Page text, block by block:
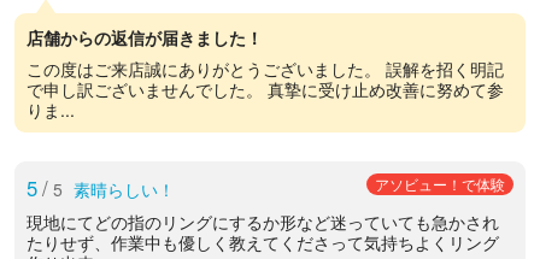
店舗からの返信が届きました！
この度はご来店誠にありがとうございました。 誤解を招く明記
で申し訳ございませんでした。 真摯に受け止め改善に努めて参
りま...
5/ 5 素晴らしい！ アソビュー！で体験
現地にてどの指のリングにするか形など迷っていても急かされ
たりせず、作業中も優しく教えてくださって気持ちよくリング